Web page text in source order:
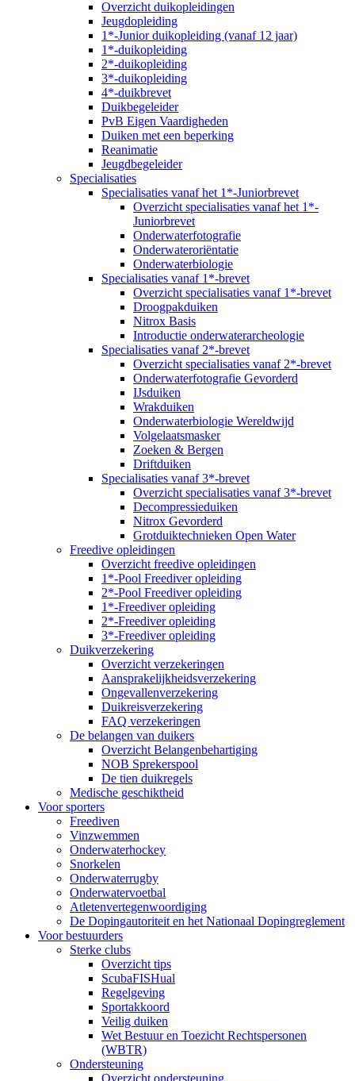
Overzicht duikopleidingen
Jeugdopleiding
1*-Junior duikopleiding (vanaf 12 jaar)
1*-duikopleiding
2*-duikopleiding
3*-duikopleiding
4*-duikbrevet
Duikbegeleider
PvB Eigen Vaardigheden
Duiken met een beperking
Reanimatie
Jeugdbegeleider
Specialisaties
Specialisaties vanaf het 1*-Juniorbrevet
Overzicht specialisaties vanaf het 1*-
Juniorbrevet
Onderwaterfotografie
Onderwateroriëntatie
Onderwaterbiologie
Specialisaties vanaf 1*-brevet
Overzicht specialisaties vanaf 1*-brevet
Droogpakduiken
Nitrox Basis
Introductie onderwaterarcheologie
Specialisaties vanaf 2*-brevet
Overzicht specialisaties vanaf 2*-brevet
Onderwaterfotografie Gevorderd
IJsduiken
Wrakduiken
Onderwaterbiologie Wereldwijd
Volgelaatsmasker
Zoeken & Bergen
Driftduiken
Specialisaties vanaf 3*-brevet
Overzicht specialisaties vanaf 3*-brevet
Decompressieduiken
Nitrox Gevorderd
Grotduiktechnieken Open Water
Freedive opleidingen
Overzicht freedive opleidingen
1*-Pool Freediver opleiding
2*-Pool Freediver opleiding
1*-Freediver opleiding
2*-Freediver opleiding
3*-Freediver opleiding
Duikverzekering
Overzicht verzekeringen
Aansprakelijkheidsverzekering
Ongevallenverzekering
Duikreisverzekering
FAQ verzekeringen
De belangen van duikers
Overzicht Belangenbehartiging
NOB Sprekerspool
De tien duikregels
Medische geschiktheid
Voor sporters
Freediven
Vinzwemmen
Onderwaterhockey
Snorkelen
Onderwaterrugby
Onderwatervoetbal
Atletenvertegenwoordiging
De Dopingautoriteit en het Nationaal Dopingreglement
Voor bestuurders
Sterke clubs
Overzicht tips
ScubaFISHual
Regelgeving
Sportakkoord
Veilig duiken
Wet Bestuur en Toezicht Rechtspersonen
(WBTR)
Ondersteuning
Overzicht ondersteuning